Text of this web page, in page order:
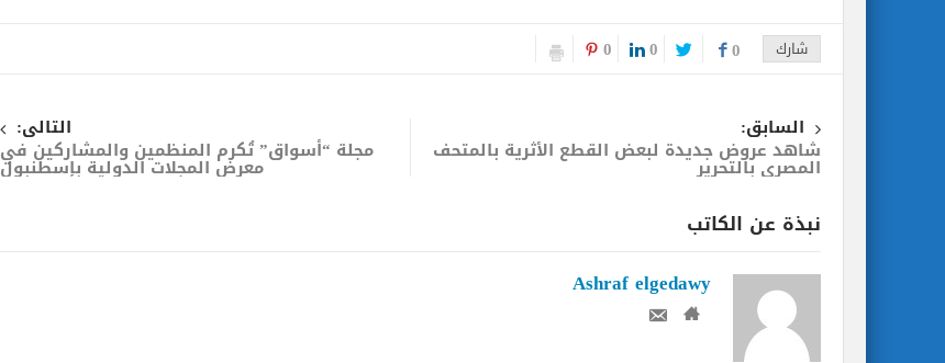
شارك 0
0
0
السابق:
شاهد عروض جديدة لبعض القطع الأثرية بالمتحف
المصري بالتحرير
التالى:
مجلة “أسواق” تُكرم المنظمين والمشاركين في
معرض المجلات الدولية بإسطنبول
نبذة عن الكاتب
Ashraf elgedawy